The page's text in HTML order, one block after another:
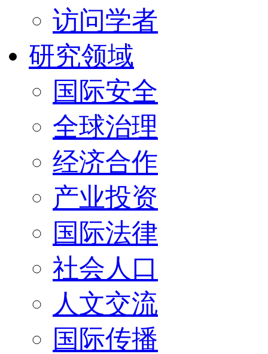
访问学者
研究领域
国际安全
全球治理
经济合作
产业投资
国际法律
社会人口
人文交流
国际传播